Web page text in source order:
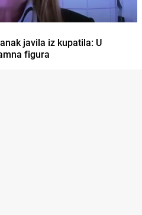
javila iz kupatila: U
figura